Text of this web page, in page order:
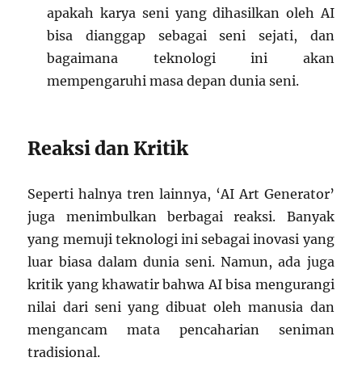
apakah karya seni yang dihasilkan oleh AI
bisa dianggap sebagai seni sejati, dan
bagaimana teknologi ini akan
mempengaruhi masa depan dunia seni.
Reaksi dan Kritik
Seperti halnya tren lainnya, ‘AI Art Generator’
juga menimbulkan berbagai reaksi. Banyak
yang memuji teknologi ini sebagai inovasi yang
luar biasa dalam dunia seni. Namun, ada juga
kritik yang khawatir bahwa AI bisa mengurangi
nilai dari seni yang dibuat oleh manusia dan
mengancam mata pencaharian seniman
tradisional.